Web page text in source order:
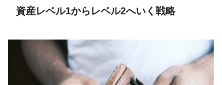
資産レベル1からレベル2へいく戦略